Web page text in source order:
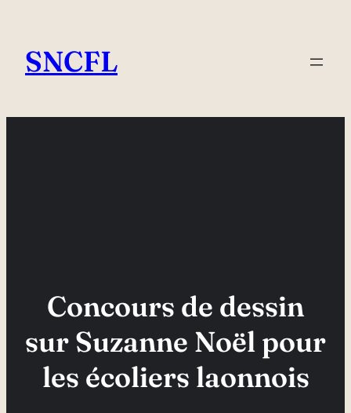
contenu
SNCFL
Concours de dessin
sur Suzanne Noël pour
les écoliers laonnois